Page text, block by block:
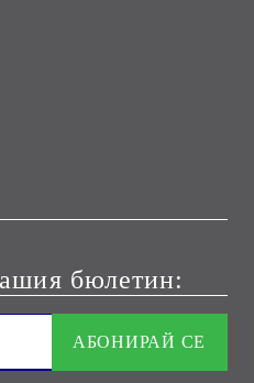
бюлетин: